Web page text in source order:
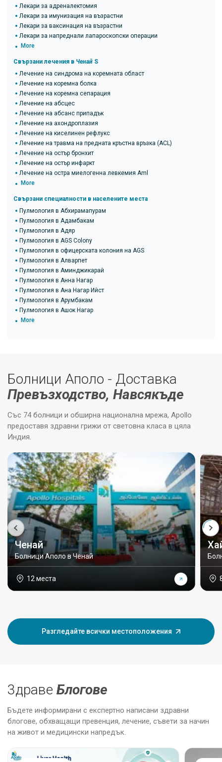
Лекари за адреналектомия
Лекари за имунизация на възрастни
Лекари за ваксинация на възрастни
Лекари за напреднали лапароскопски операции
More
Свързани лечения в Ченай S
Лечение на синдрома на коремната област
Лечение на коремна болка
Лечение на коремна сепарация
Лечение на абсцес
Лечение на абсанс припадък
Лечение на ахондроплазия
Лечение на киселинен рефлукс
Лечение на травма на предната кръстна връзка (ACL)
Лечение на остър бронхит
Лечение на остър инфаркт
Лечение на остра миелогенна левкемия Aml
More
Свързани специалности в населените места
Пулмология в Абхирамапурам
Пулмология в Адамбакам
Пулмология в Адяр
Пулмология в AGS Colony
Пулмология в офицерската колония на AGS
Пулмология в Алварпет
Пулмология в Аминджикарай
Пулмология в Анна Нагар
Пулмология в Ана Нагар Ийст
Пулмология в Арумбакам
Пулмология в Ашок Нагар
More
Болници Аполо - Доставка
Превъзходство, Навсякъде
Със 74 болници и обширна национална мрежа, Apollo
предоставя здравни грижи от световна класа в цяла
Индия.
Ченай
Болници Аполо в Ченай
12 места
Разгледайте всички местоположения
3драве Блогове
Бъдете информирани с експертно написани здравни
блогове, обхващащи превенция, лечение, съвети за начин
на живот и медицински напредък.